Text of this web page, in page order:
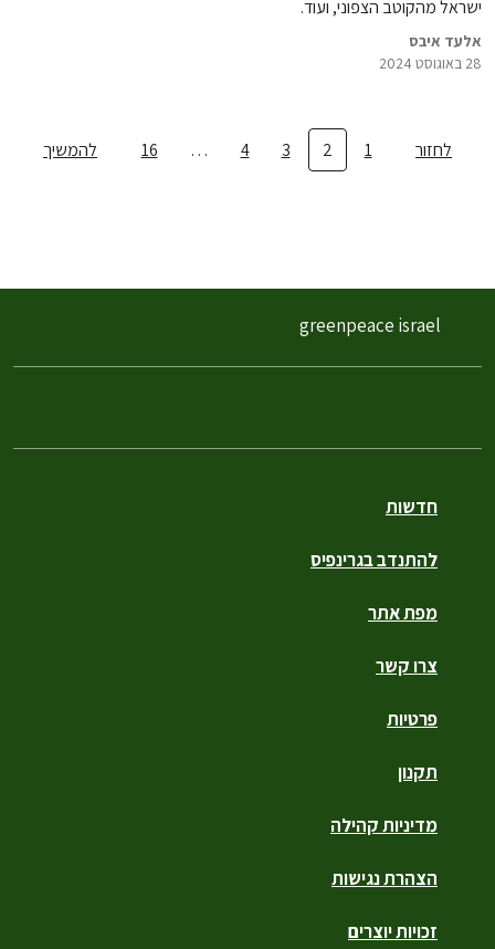
ישראל מהקוטב הצפוני, ועוד.
אלעד איבס
28 באוגוסט 2024
לחזור 1
2
3
4
…
16 להמשיך
חדשות
להתנדב בגרינפיס
מפת אתר
צרו קשר
פרטיות
תקנון
מדיניות קהילה
הצהרת נגישות
זכויות יוצרים